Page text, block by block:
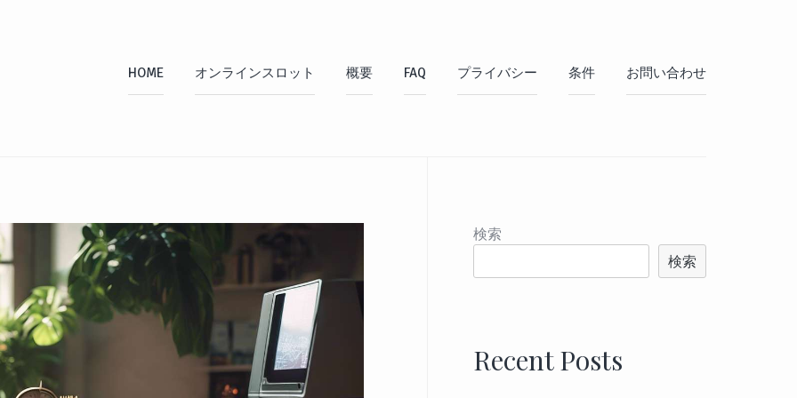
HOME オンラインスロット 概要 FAQ プライバシー 条件 お問い合わせ
検索
検索
Recent Posts